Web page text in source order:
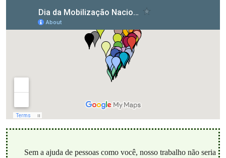
Sem a ajuda de pessoas como você, nosso trabalho não seria